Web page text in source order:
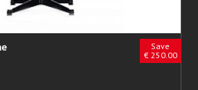
Save
€ 250.00